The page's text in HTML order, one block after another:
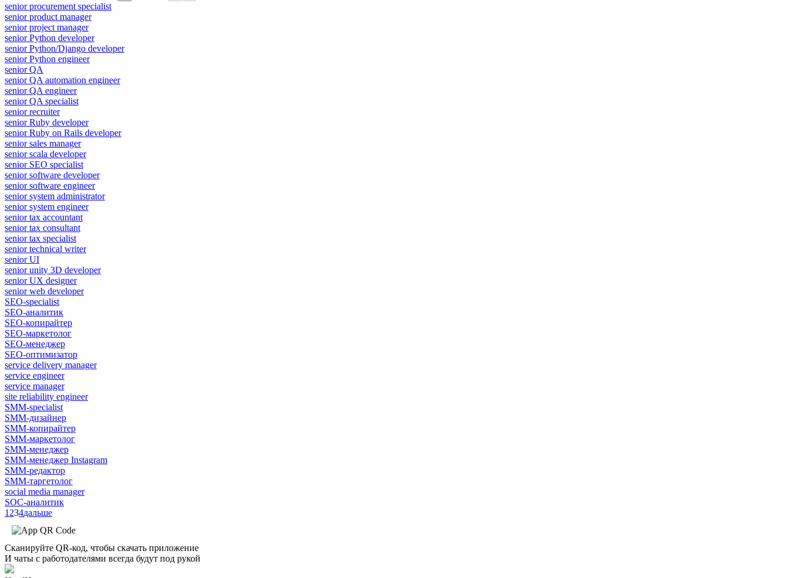
senior procurement specialist
senior product manager
senior project manager
senior Python developer
senior Python/Django developer
senior Python engineer
senior QA
senior QA automation engineer
senior QA engineer
senior QA specialist
senior recruiter
senior Ruby developer
senior Ruby on Rails developer
senior sales manager
senior scala developer
senior SEO specialist
senior software developer
senior software engineer
senior system administrator
senior system engineer
senior tax accountant
senior tax consultant
senior tax specialist
senior technical writer
senior UI
senior unity 3D developer
senior UX designer
senior web developer
SEO-specialist
SEO-аналитик
SEO-копирайтер
SEO-маркетолог
SEO-менеджер
SEO-оптимизатор
service delivery manager
service engineer
service manager
site reliability engineer
SMM-specialist
SMM-дизайнер
SMM-копирайтер
SMM-маркетолог
SMM-менеджер
SMM-менеджер Instagram
SMM-редактор
SMM-таргетолог
social media manager
SOC-аналитик
1 234дальше
Сканируйте QR-код, чтобы скачать приложение
И чаты с работодателями всегда будут под рукой